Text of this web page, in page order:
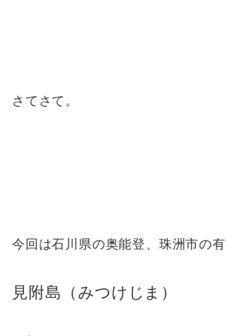
さてさて。
今回は石川県の奥能登、珠洲市の
見附島（みつけじま）